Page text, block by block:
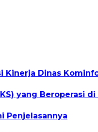
Kinerja Dinas
yang Beroperasi
Penjelasannya